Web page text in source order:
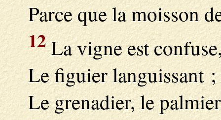
Parce que la moisson
12La vigne est
Le figuier languissant ;
Le grenadier, le